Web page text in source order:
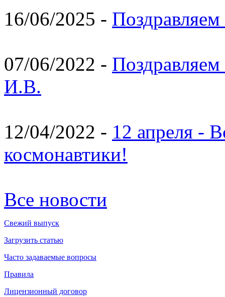
16/06/2025 -
07/06/2022 -
И.В.
12/04/2022 - 12 апреля -
космонавтики!
Все новости
Свежий выпуск
Загрузить статью
Часто задаваемые вопросы
Правила
Лицензионный договор